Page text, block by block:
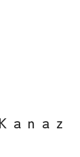
ｎａｚ